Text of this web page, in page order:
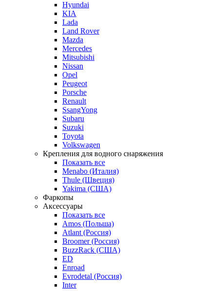
Hyundai
KIA
Lada
Land Rover
Mazda
Mercedes
Mitsubishi
Nissan
Opel
Peugeot
Porsche
Renault
SsangYong
Subaru
Suzuki
Toyota
Volkswagen
Крепления для водного снаряжения
Показать все
Menabo (Италия)
Thule (Швеция)
Yakima (США)
Фаркопы
Аксессуары
Показать все
Amos (Польша)
Atlant (Россия)
Broomer (Россия)
BuzzRack (США)
ED
Enroad
Evrodetal (Россия)
Inter